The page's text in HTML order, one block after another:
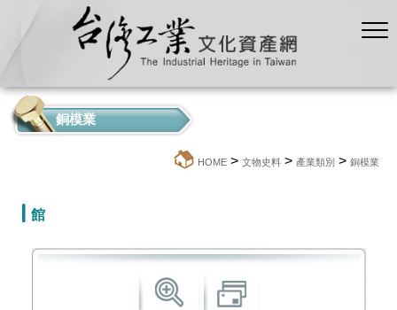
銅模業
HOME > 文物史料 > 產業類別 > 銅模業
館